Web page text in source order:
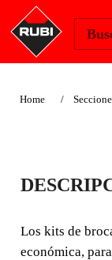
Home
KITS
MM.
Los kits de
económica,